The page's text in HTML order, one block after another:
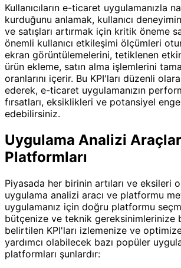
Kullanıcıların e-ticaret uygulamanızla
kurduğunu anlamak, kullanıcı
ve satışları artırmak için kritik öneme
önemli kullanıcı etkileşimi ölçümleri
ekran görüntülemelerini, tetiklenen
ürün ekleme, satın alma işlemlerini
oranlarını içerir. Bu KPI'ları düzenli
ederek, e-ticaret uygulamanızın
fırsatları, eksiklikleri ve potansiyel
edebilirsiniz.
Uygulama Analizi
Platformları
Piyasada her birinin artıları ve eksileri
uygulama analizi aracı ve platformu
uygulamanız için doğru platformu
bütçenize ve teknik gereksinimlerinize
belirtilen KPI'ları izlemenize ve
yardımcı olabilecek bazı popüler
platformları şunlardır: